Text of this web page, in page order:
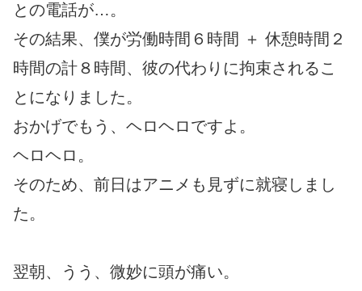
との電話が…。
その結果、僕が労働時間６時間 ＋ 休憩時間２
時間の計８時間、彼の代わりに拘束されるこ
とになりました。
おかげでもう、ヘロヘロですよ。
ヘロヘロ。
そのため、前日はアニメも見ずに就寝しまし
た。
翌朝、うう、微妙に頭が痛い。